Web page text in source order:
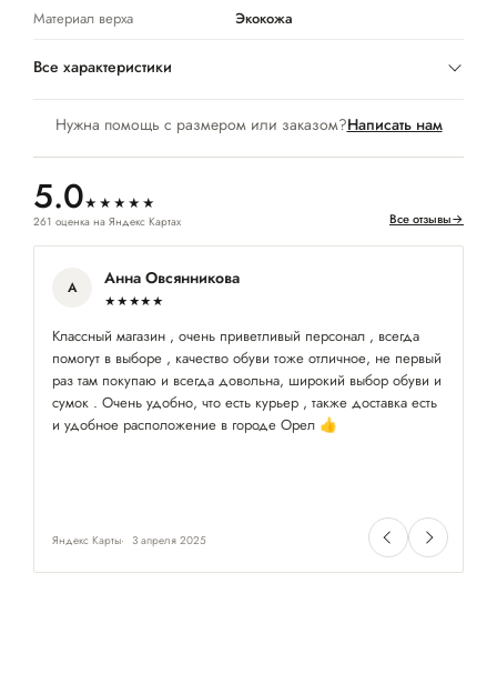
Нужна помощь с размером или заказом?Написать нам
5.0★★★★★
261 оценка на Яндекс Картах Все отзывы→
А Анна Овсянникова
★★★★★
Классный магазин , очень приветливый персонал , всегда
помогут в выборе , качество обуви тоже отличное, не первый
раз там покупаю и всегда довольна, широкий выбор обуви и
сумок . Очень удобно, что есть курьер , также доставка есть
и удобное расположение в городе Орел 👍
Яндекс Карты 3 апреля 2025
Материал верха Экокожа
Все характеристики